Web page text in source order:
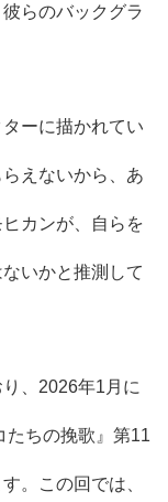
らのバックグラ
ーに描かれてい
えないから、あ
カンが、自らを
いかと推測して
、2026年1月に
ちの挽歌』第11
。この回では、